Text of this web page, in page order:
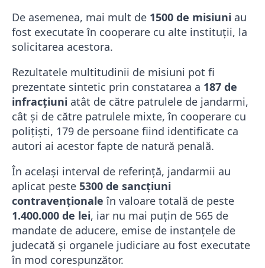
De asemenea, mai mult de 1500 de misiuni au
fost executate în cooperare cu alte instituţii, la
solicitarea acestora.
Rezultatele multitudinii de misiuni pot fi
prezentate sintetic prin constatarea a 187 de
infracțiuni atât de către patrulele de jandarmi,
cât și de către patrulele mixte, în cooperare cu
polițiști, 179 de persoane fiind identificate ca
autori ai acestor fapte de natură penală.
În același interval de referință, jandarmii au
aplicat peste 5300 de sancţiuni
contravenţionale în valoare totală de peste
1.400.000 de lei, iar nu mai puțin de 565 de
mandate de aducere, emise de instanţele de
judecată şi organele judiciare au fost executate
în mod corespunzător.